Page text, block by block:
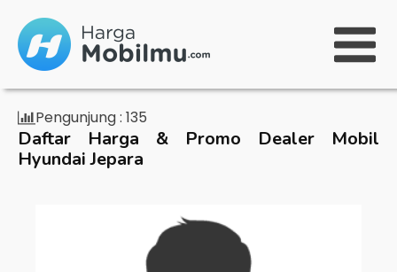
Pengunjung : 135
Daftar Harga & Promo Dealer Mobil
Hyundai Jepara